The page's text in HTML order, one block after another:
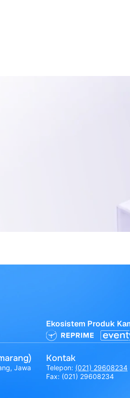
Ekosistem Produk
Jawa
Kontak
Telepon: (021) 29608234
Fax: (021) 29608234